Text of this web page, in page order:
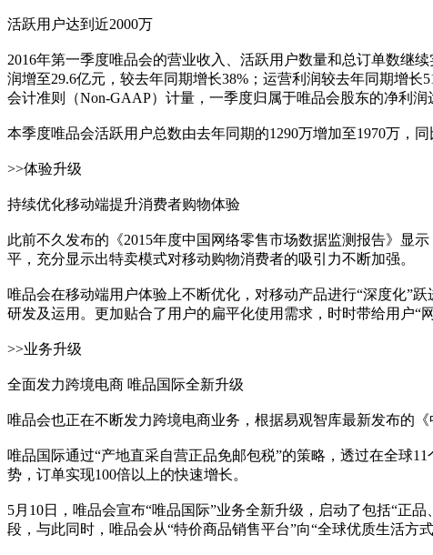
活跃用户达到近2000万
2016年第一季度唯品会的营业收入、活跃用户数量和总订单数继
润增至29.6亿元，较去年同期增长38%；运营利润较去年同期增
会计准则（Non-GAAP）计量，一季度归属于唯品会股东的净利润
本季度唯品会活跃用户总数由去年同期的1290万增加至1970万，
>>体验升级
持续优化移动端提升消费者购物体验
此前不久发布的《2015年度中国网络零售市场数据监测报告》显
平，充分显示出特卖模式对移动购物消费者的吸引力不断加强。
唯品会在移动端用户体验上不断优化，对移动产品进行“深度化”
研发及运用。更加贴合了用户的扁平化使用需求，时时带给用户“
>>业务升级
全面发力跨境电商 唯品国际全新升级
唯品会也正在不断发力跨境电商业务，根据易观智库最新发布的
唯品国际通过“产地直采自营正品免邮包税”的策略，透过在全球
势，订单实现100倍以上的快速增长。
5月10日，唯品会宣布“唯品国际”业务全新升级，启动了包括“正
段，与此同时，唯品会从“特价商品销售平台”向“全球优质生活方